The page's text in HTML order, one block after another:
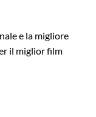
e la migliore
il miglior film